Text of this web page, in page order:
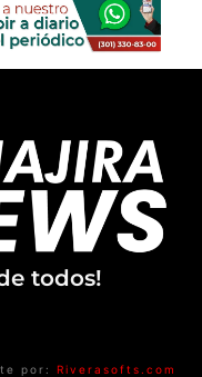
todos!
por: Riverasofts.com